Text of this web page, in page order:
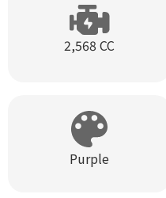
2,568 CC
Purple